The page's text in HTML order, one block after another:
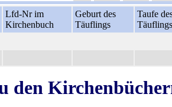
Lfd-Nr im
Kirchenbuch
Geburt des
Täuflings
Taufe
Täuflings
den